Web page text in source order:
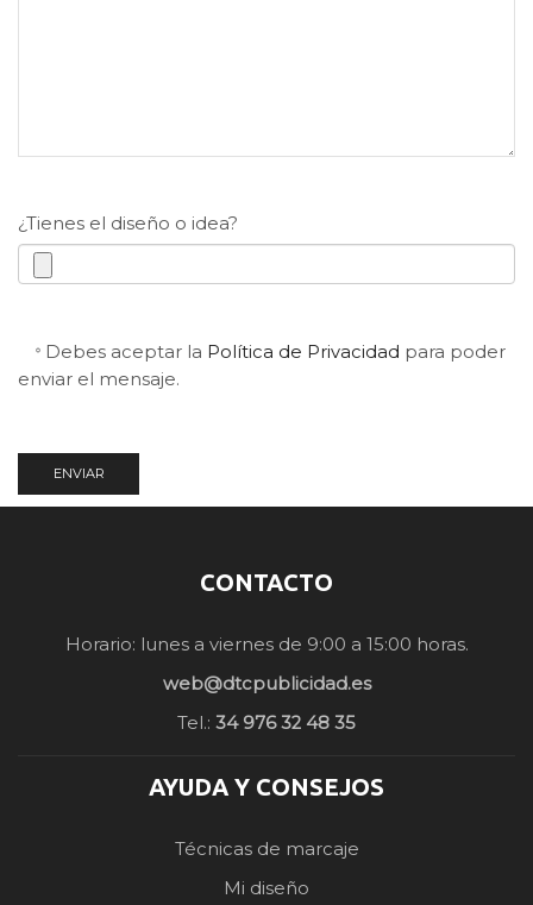
¿Tienes el diseño o idea?
Debes aceptar la Política de Privacidad para poder
enviar el mensaje.
CONTACTO
Horario: lunes a viernes de 9:00 a 15:00 horas.
web@dtcpublicidad.es
Tel.: 34 976 32 48 35
AYUDA Y CONSEJOS
Técnicas de marcaje
Mi diseño